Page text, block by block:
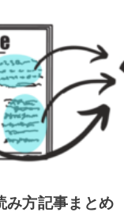
み方記事まとめ